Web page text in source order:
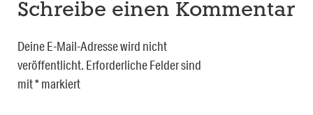
Schreibe einen Kommentar
Deine E-Mail-Adresse wird nicht
veröffentlicht. Erforderliche Felder sind
mit*markiert